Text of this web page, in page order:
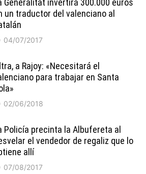
un traductor del valenciano al
04/07/2017
a Rajoy: «Necesitará el
para trabajar en Santa
02/06/2018
Policía precinta la Albufereta al
el vendedor de regaliz que lo
allí
07/08/2017